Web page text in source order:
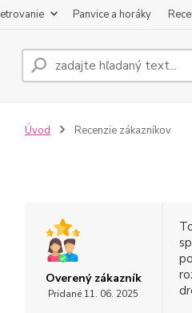
Panvice a horáky
Úvod Recenzie zákazníkov
Overený zákazník
Pridané 11. 06. 2025